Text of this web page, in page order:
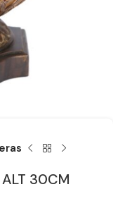
ALT 30CM